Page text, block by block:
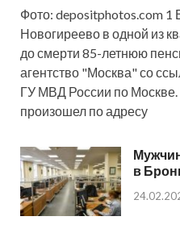
Фото: depositphotos.com 1
Новогиреево в одной из
до смерти 85-летнюю
агентство "Москва" со
ГУ МВД России по Москве.
произошел по адресу
в